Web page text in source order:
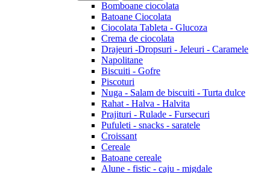
Bomboane ciocolata
Batoane Ciocolata
Ciocolata Tableta - Glucoza
Crema de ciocolata
Drajeuri -Dropsuri - Jeleuri - Caramele
Napolitane
Biscuiti - Gofre
Piscoturi
Nuga - Salam de biscuiti - Turta dulce
Rahat - Halva - Halvita
Prajituri - Rulade - Fursecuri
Pufuleti - snacks - saratele
Croissant
Cereale
Batoane cereale
Alune - fistic - caju - migdale